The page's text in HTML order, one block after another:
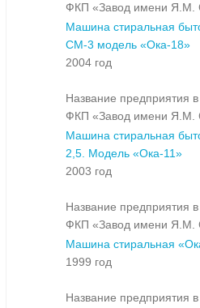
ФКП «Завод имени Я.М.
Машина стиральная
СМ-3 модель «Ока-18»
2004 год
Название предприятия в
ФКП «Завод имени Я.М.
Машина стиральная
2,5. Модель «Ока-11»
2003 год
Название предприятия в
ФКП «Завод имени Я.М.
Машина стиральная
1999 год
Название предприятия в